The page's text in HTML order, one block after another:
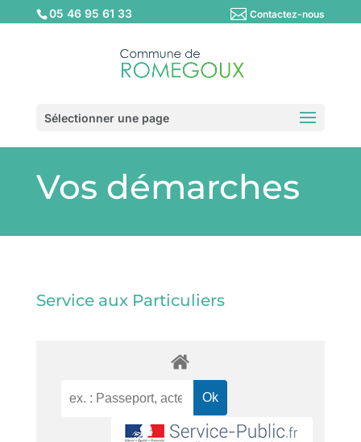
05 46 95 61 33 Contactez-nous
Sélectionner une page
Vos démarches
Service aux Particuliers